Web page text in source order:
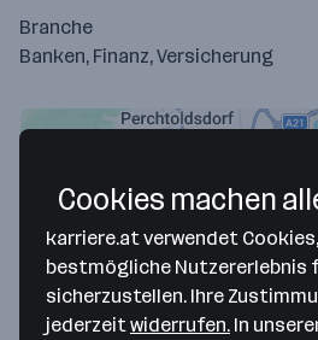
Branche
Banken, Finanz, Versicherung
Cookies machen
karriere.at verwendet
bestmögliche Nutzererlebnis
sicherzustellen. Ihre
jederzeit widerrufen. In